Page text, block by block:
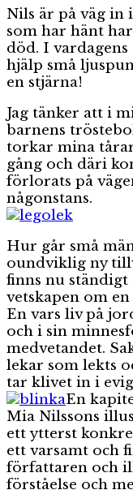
Nils är på väg in
som har hänt
död. I
hjälp små
en stjärna!
Jag tänker att i
barnens
torkar mina
gång och däri
förlorats på
någonstans.
Hur går små
oundviklig ny
finns nu ständigt
vetskapen om
En vars liv på
och i sin
medvetandet.
lekar som lekts
tar klivet in i
En
Mia Nilssons
ett ytterst
ett varsamt och
författaren och
förståelse och